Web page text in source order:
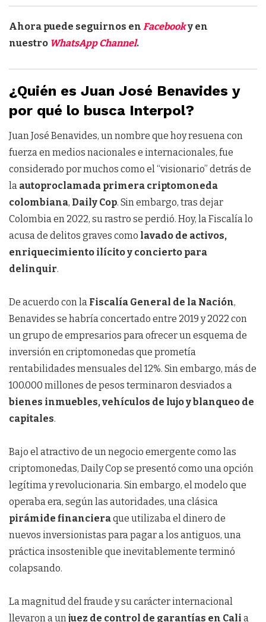
Ahora puede seguirnos en Facebooky en
nuestro WhatsApp Channel.
¿Quién es Juan José Benavides y
por qué lo busca Interpol?
Juan José Benavides, un nombre que hoy resuena con
fuerza en medios nacionales e internacionales, fue
considerado por muchos como el “visionario” detrás de
la autoproclamada primera criptomoneda
colombiana, Daily Cop. Sin embargo, tras dejar
Colombia en 2022, su rastro se perdió. Hoy, la Fiscalía lo
acusa de delitos graves como lavado de activos,
enriquecimiento ilícito y concierto para
delinquir.
De acuerdo con la Fiscalía General de la Nación,
Benavides se habría concertado entre 2019 y 2022 con
un grupo de empresarios para ofrecer un esquema de
inversión en criptomonedas que prometía
rentabilidades mensuales del 12%. Sin embargo, más de
100.000 millones de pesos terminaron desviados a
bienes inmuebles, vehículos de lujo y blanqueo de
capitales.
Bajo el atractivo de un negocio emergente como las
criptomonedas, Daily Cop se presentó como una opción
legítima y revolucionaria. Sin embargo, el modelo que
operaba era, según las autoridades, una clásica
pirámide financieraque utilizaba el dinero de
nuevos inversionistas para pagar a los antiguos, una
práctica insostenible que inevitablemente terminó
colapsando.
La magnitud del fraude y su carácter internacional
llevaron a unjuez de control de garantías en Cali a